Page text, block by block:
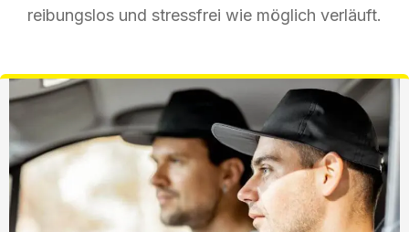
reibungslos und stressfrei wie möglich verläuft.